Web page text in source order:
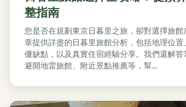
整指南
您是否在規劃東京日暮里之旅，卻對選擇旅
章提供詳盡的日暮里旅館分析，包括地理位
優缺點，以及真實住宿經驗分享。我們還解
避開地雷旅館、附近景點推薦等，幫...